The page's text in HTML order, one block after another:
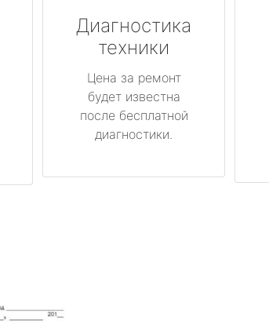
Диагностика
техники
Цена за ремонт
будет известна
после бесплатной
диагностики.